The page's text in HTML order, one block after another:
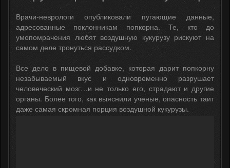
Врачи-неврологи опубликовали пугающие данные,
адресованные поклонникам попкорна. Те, кто до
умопомрачения любят воздушную кукурузу рискуют на
самом деле тронуться рассудком.
Все дело в пищевой добавке, которая дарит попкорну
незабываемый вкус и одновременно разрушает
человеческий мозг…и не только его, страдают и другие
органы. Более того, как выяснили ученые, опасность таит
даже самая скромная порция воздушной кукурузы.